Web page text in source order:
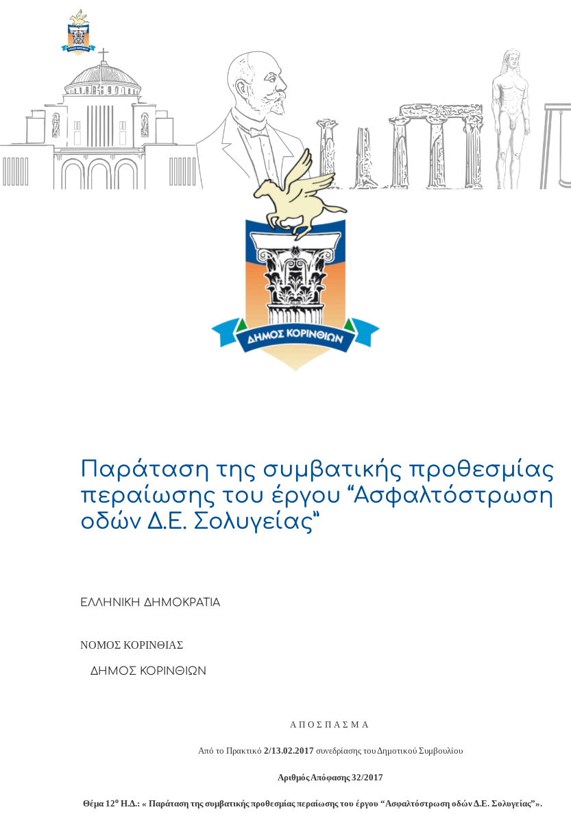
Παράταση της συμβατικής προθεσμίας
περαίωσης του έργου “Ασφαλτόστρωση
οδών Δ.Ε. Σολυγείας”
ΕΛΛΗΝΙΚΗ ΔΗΜΟΚΡΑΤΙΑ
ΝΟΜΟΣ ΚΟΡΙΝΘΙΑΣ
ΔΗΜΟΣ ΚΟΡΙΝΘΙΩΝ
ΑΠΟΣΠΑΣΜΑ
Από το Πρακτικό 2/13.02.2017 συνεδρίασης του Δημοτικού Συμβουλίου
Αριθμός Απόφασης 32/2017
Θέμα 12ο Η.Δ.: « Παράταση της συμβατικής προθεσμίας περαίωσης του έργου “Ασφαλτόστρωση οδών Δ.Ε. Σολυγείας”».